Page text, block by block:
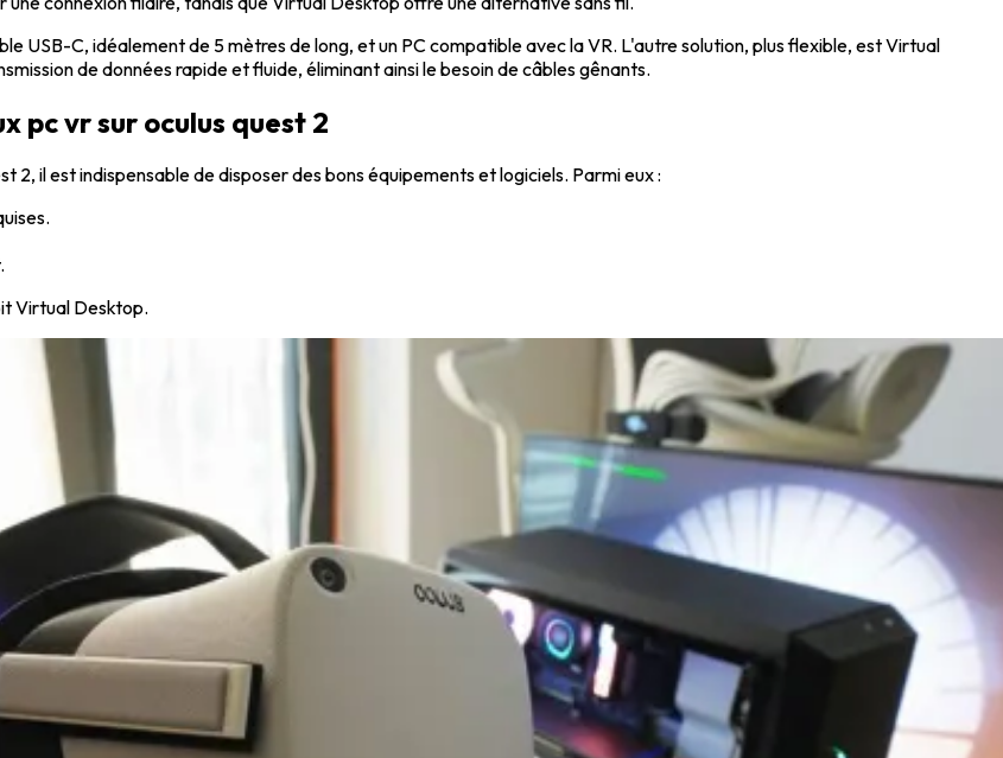
USB-C, idéalement de 5 mètres de long, et un PC compatible avec la VR. L'autre solution, plus flexible, est Virtual
de données rapide et fluide, éliminant ainsi le besoin de câbles gênants.
pc vr sur oculus quest 2
2, il est indispensable de disposer des bons équipements et logiciels. Parmi eux :
Virtual Desktop.